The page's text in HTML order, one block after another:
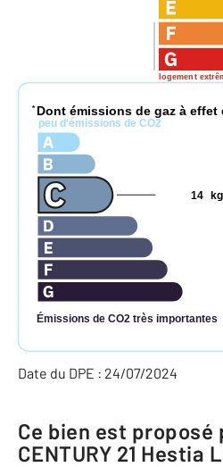
logement
* Dont émissions de gaz à effet
peu d'émissions de CO2
Émissions de CO2 très importantes
14
Date du DPE : 24/07/2024
Ce bien est proposé
CENTURY 21 Hestia